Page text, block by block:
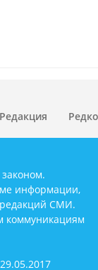
Редакция
информации,
редакций СМИ.
коммуникациям